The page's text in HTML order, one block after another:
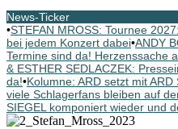
News-Ticker
•STEFAN MROSS: Tournee
bei jedem Konzert dabei•ANDY
Termine sind da! Herzenssache
& ESTHER SEDLACZEK:
da!•Kolumne: ARD setzt mit
viele Schlagerfans bleiben auf
SIEGEL komponiert wieder und